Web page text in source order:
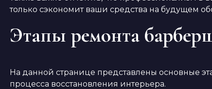
только сэкономит ваши средства на будущем
Этапы ремонта
На данной странице представлены основные
процесса восстановления интерьера.